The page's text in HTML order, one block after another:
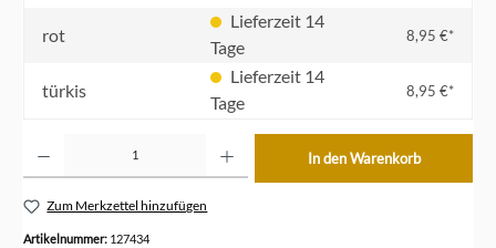
rot
Tage
8,95 €*
türkis
Tage
8,95 €*
In den Warenkorb
Zum Merkzettel hinzufügen
Artikelnummer: 127434